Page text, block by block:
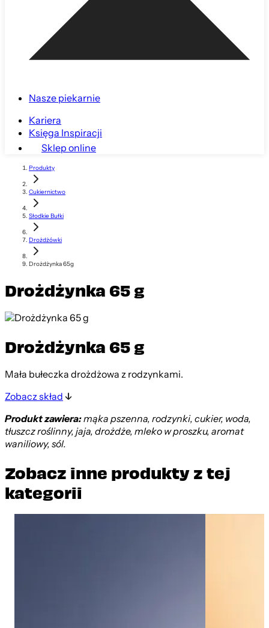
Nasze piekarnie
Kariera
Księga Inspiracji
Sklep online
Produkty
Cukiernictwo
Słodkie Bułki
Drożdżówki
Drożdżynka 65g
Drożdżynka 65 g
Drożdżynka 65 g
Mała bułeczka drożdżowa z rodzynkami.
Zobacz skład
Produkt zawiera:mąka pszenna, rodzynki, cukier, woda,
tłuszcz roślinny, jaja, drożdże, mleko w proszku, aromat
waniliowy, sól.
Zobacz inne produkty z tej
kategorii